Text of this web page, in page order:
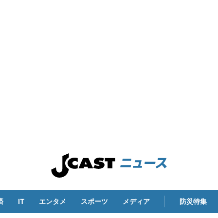
IT エンタメ スポーツ メディア 防災特集